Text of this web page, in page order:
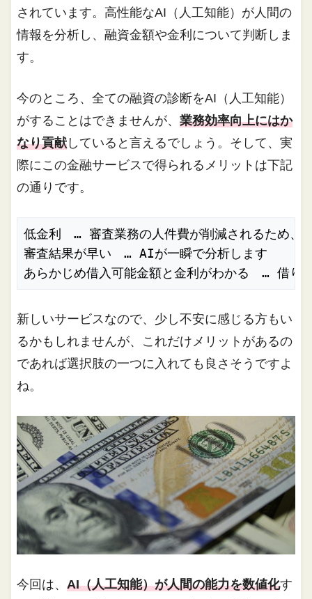
されています。高性能なAI（人工知能）が人間の
情報を分析し、融資金額や金利について判断しま
す。
今のところ、全ての融資の診断をAI（人工知能）
がすることはできませんが、業務効率向上にはか
なり貢献 していると言えるでしょう。そして、実
際にこの金融サービスで得られるメリットは下記
の通りです。
低金利　… 審査業務の人件費が削減されるため、
審査結果が早い　… AIが一瞬で分析します
あらかじめ借入可能金額と金利がわかる　… 借り
新しいサービスなので、少し不安に感じる方もい
るかもしれませんが、これだけメリットがあるの
であれば選択肢の一つに入れても良さそうですよ
ね。
今回は、AI（人工知能）が人間の能力を数値化す